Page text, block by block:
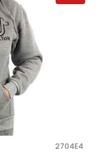
2704E4